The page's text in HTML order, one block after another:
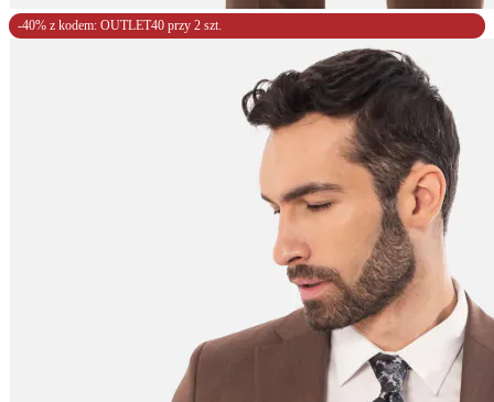
-40% z kodem: OUTLET40 przy 2 szt.